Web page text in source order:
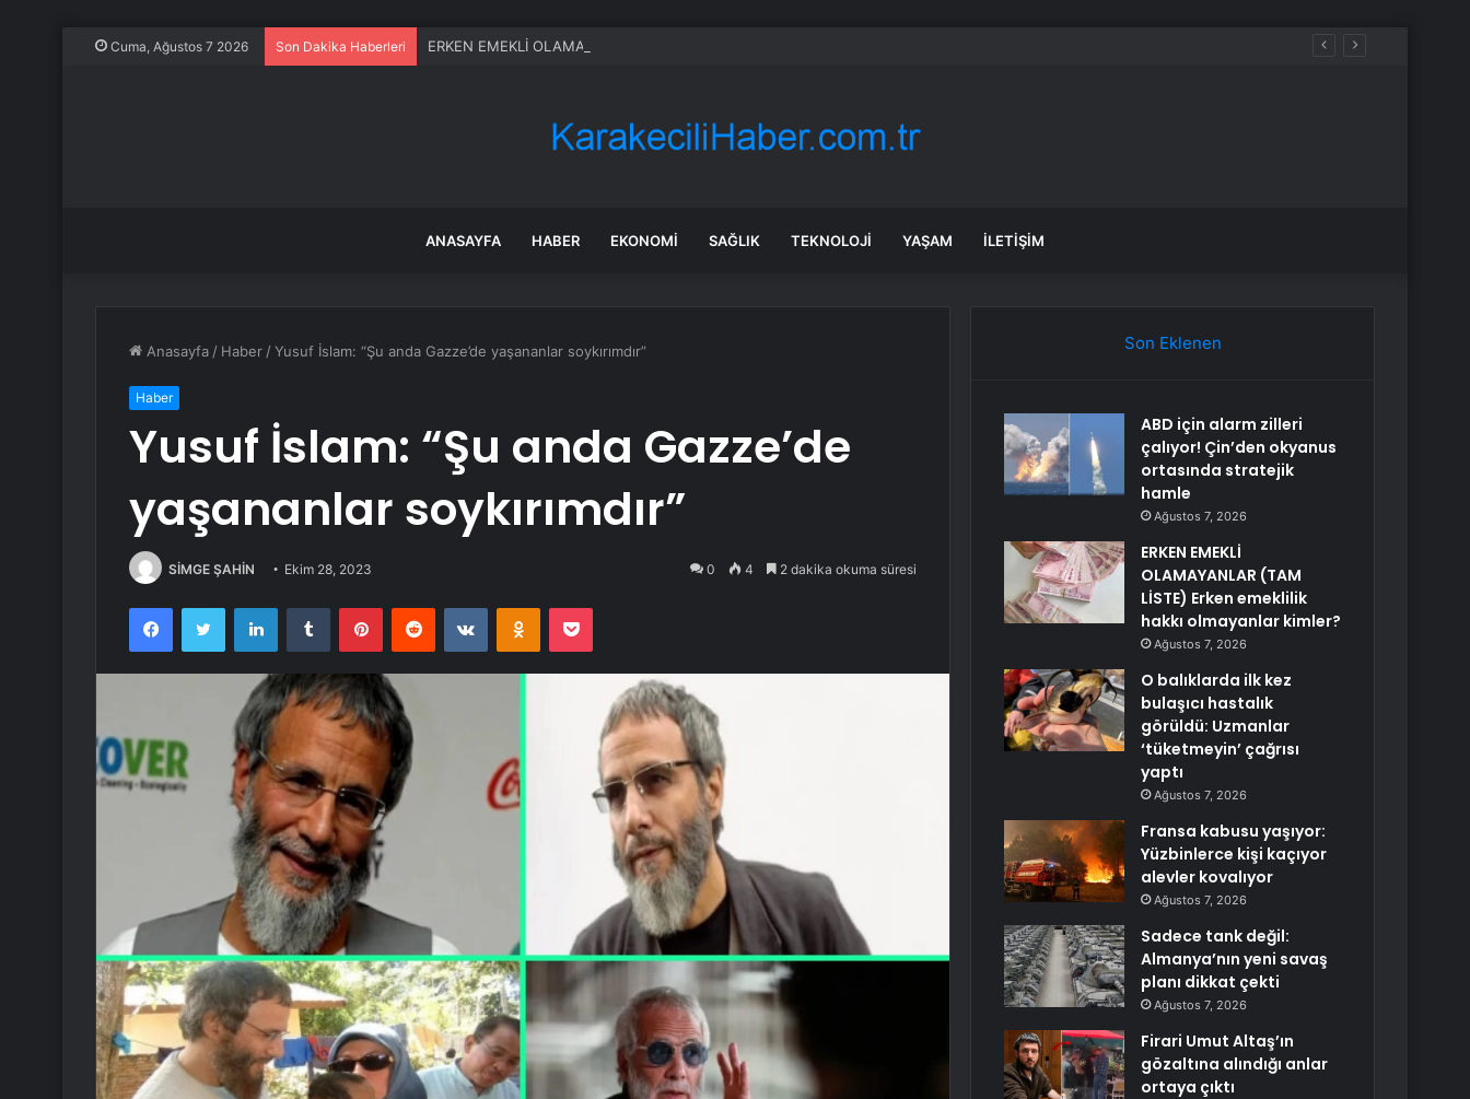
Cuma, Ağustos 7 2026 Son Dakika Haberleri ERKEN EMEKLİ OLAMAYANLAR (TAM LİSTE) Erken emeklilik hakkı olmayanlar kimler?
ANASAYFA HABER EKONOMI SAĞLIK TEKNOLOJI YAŞAM İLETIŞIM
Anasayfa / Haber /Yusuf İslam: “Şu anda Gazze’de yaşananlar soykırımdır”
Haber
Yusuf İslam: “Şu anda Gazze’de
yaşananlar soykırımdır”
SİMGE ŞAHİN Ekim 28, 2023 0 4 2 dakika okuma süresi
FacebookTwitter LinkedInTumblr PinterestReddit VKontakteOdnoklassniki
Pocket
Son Eklenen
ABD için alarm zilleri
çalıyor! Çin’den okyanus
ortasında stratejik
hamle
Ağustos 7, 2026
ERKEN EMEKLİ
OLAMAYANLAR (TAM
LİSTE) Erken emeklilik
hakkı olmayanlar kimler?
Ağustos 7, 2026
O balıklarda ilk kez
bulaşıcı hastalık
görüldü: Uzmanlar
‘tüketmeyin’ çağrısı
yaptı
Ağustos 7, 2026
Fransa kabusu yaşıyor:
Yüzbinlerce kişi kaçıyor
alevler kovalıyor
Ağustos 7, 2026
Sadece tank değil:
Almanya’nın yeni savaş
planı dikkat çekti
Ağustos 7, 2026
Firari Umut Altaş’ın
gözaltına alındığı anlar
ortaya çıktı